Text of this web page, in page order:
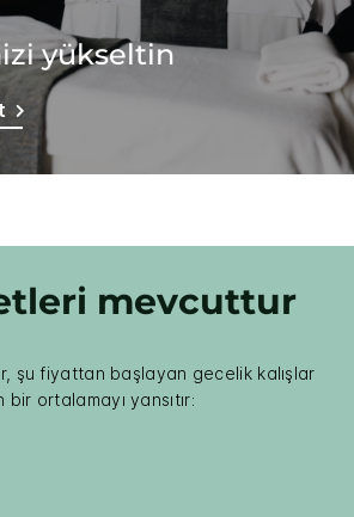
yükseltin
mevcuttur
şu fiyattan başlayan gecelik kalışlar
bir ortalamayı yansıtır: